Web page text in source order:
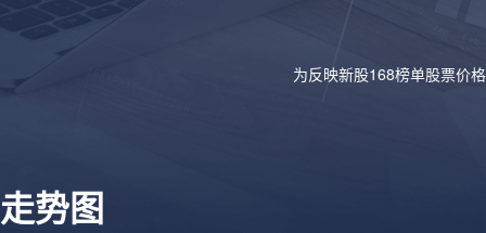
为反映新股168榜单股票价
走势图